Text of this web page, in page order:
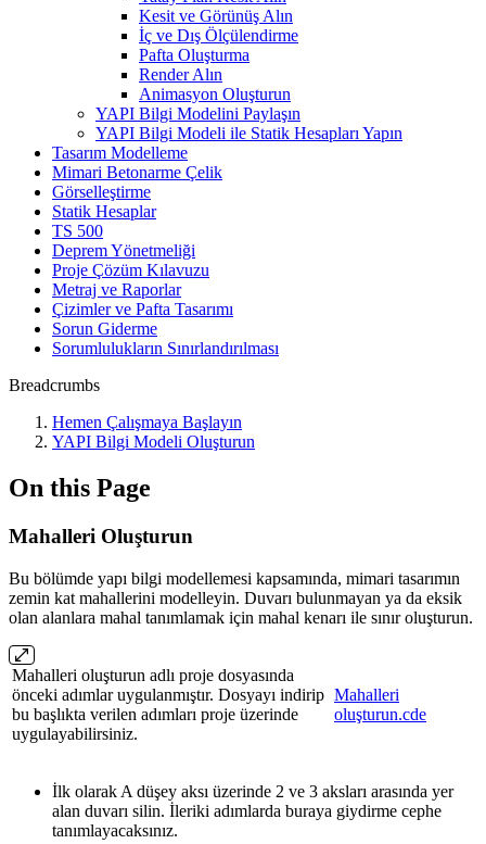
Kesit ve Görünüş Alın
İç ve Dış Ölçülendirme
Pafta Oluşturma
Render Alın
Animasyon Oluşturun
YAPI Bilgi Modelini Paylaşın
YAPI Bilgi Modeli ile Statik Hesapları Yapın
Tasarım Modelleme
Mimari Betonarme Çelik
Görselleştirme
Statik Hesaplar
TS 500
Deprem Yönetmeliği
Proje Çözüm Kılavuzu
Metraj ve Raporlar
Çizimler ve Pafta Tasarımı
Sorun Giderme
Sorumlulukların Sınırlandırılması
Breadcrumbs
Hemen Çalışmaya Başlayın
YAPI Bilgi Modeli Oluşturun
On this Page
Mahalleri Oluşturun
Bu bölümde yapı bilgi modellemesi kapsamında, mimari tasarımın
zemin kat mahallerini modelleyin. Duvarı bulunmayan ya da eksik
olan alanlara mahal tanımlamak için mahal kenarı ile sınır oluşturun.
Mahalleri oluşturun adlı proje dosyasında
önceki adımlar uygulanmıştır. Dosyayı indirip
bu başlıkta verilen adımları proje üzerinde
uygulayabilirsiniz.
Mahalleri
oluşturun.cde
İlk olarak A düşey aksı üzerinde 2 ve 3 aksları arasında yer
alan duvarı silin. İleriki adımlarda buraya giydirme cephe
tanımlayacaksınız.